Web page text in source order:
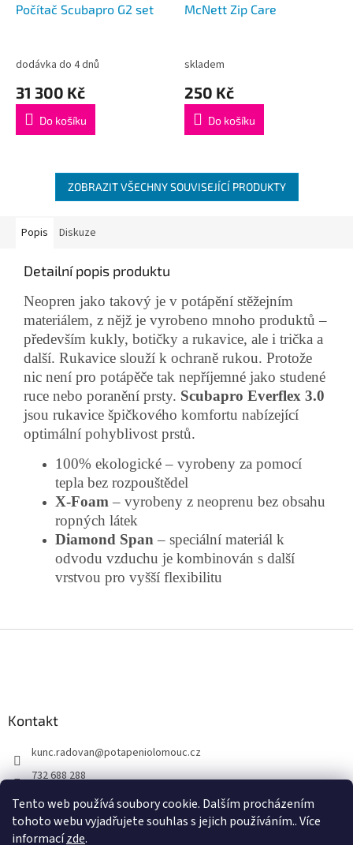
Tento web používá soubory cookie. Dalším procházením
tohoto webu vyjadřujete souhlas s jejich používáním.. Více
informacízde.
Počítač Scubapro G2 set
dodávka do 4 dnů
31 300 Kč
Do košíku
McNett Zip Care
skladem
250 Kč
Do košíku
ZOBRAZIT VŠECHNY SOUVISEJÍCÍ PRODUKTY
Popis Diskuze
Detailní popis produktu
Neopren jako takový je v potápění stěžejním
materiálem, z nějž je vyrobeno mnoho produktů –
především kukly, botičky a rukavice, ale i trička a
další. Rukavice slouží k ochraně rukou. Protože
nic není pro potápěče tak nepříjemné jako studené
ruce nebo poranění prsty. Scubapro Everflex 3.0
jsou rukavice špičkového komfortu nabízející
optimální pohyblivost prstů.
100% ekologické – vyrobeny za pomocí
tepla bez rozpouštědel
X-Foam – vyrobeny z neoprenu bez obsahu
ropných látek
Diamond Span – speciální materiál k
odvodu vzduchu je kombinován s další
vrstvou pro vyšší flexibilitu
Kontakt
kunc.radovan@potapeniolomouc.cz
732 688 288
Facebook